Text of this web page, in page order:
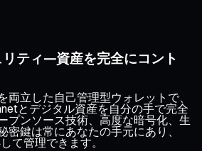
ティ—資産を完全にコント
両立した自己管理型ウォレットで、
とデジタル資産を自分の手で完全
プンソース技術、高度な暗号化、生
密鍵は常にあなたの手元にあり、
て管理できます。